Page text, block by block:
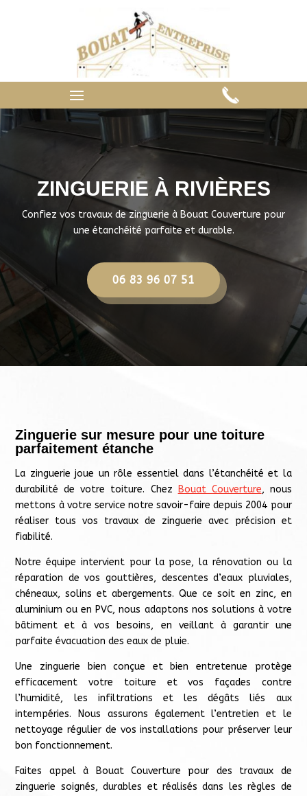
ZINGUERIE À RIVIÈRES
Confiez vos travaux de zinguerie à Bouat Couverture pour
une étanchéité parfaite et durable.
06 83 96 07 51
Zinguerie sur mesure pour une toiture
parfaitement étanche
La zinguerie joue un rôle essentiel dans l’étanchéité et la
durabilité de votre toiture. Chez
Bouat Couverture, nous
mettons à votre service notre savoir-faire depuis 2004 pour
réaliser tous vos travaux de zinguerie avec précision et
fiabilité.
Notre équipe intervient pour la pose, la rénovation ou la
réparation de vos gouttières, descentes d’eaux pluviales,
chéneaux, solins et abergements. Que ce soit en zinc, en
aluminium ou en PVC, nous adaptons nos solutions à votre
bâtiment et à vos besoins, en veillant à garantir une
parfaite évacuation des eaux de pluie.
Une zinguerie bien conçue et bien entretenue protège
efficacement votre toiture et vos façades contre
l’humidité, les infiltrations et les dégâts liés aux
intempéries. Nous assurons également l’entretien et le
nettoyage régulier de vos installations pour préserver leur
bon fonctionnement.
Faites appel à Bouat Couverture pour des travaux de
zinguerie soignés, durables et réalisés dans les règles de